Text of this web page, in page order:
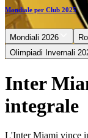
Mondiale per Club 2025
Mondiali 2026
Olimpiadi Invernali
Inter
integrale
L'Inter Miami vince